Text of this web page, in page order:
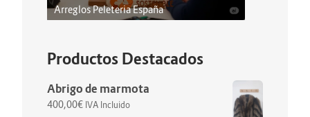
Arreglos Peleteria España
Productos Destacados
Abrigo de marmota
400,00€ IVA Incluido